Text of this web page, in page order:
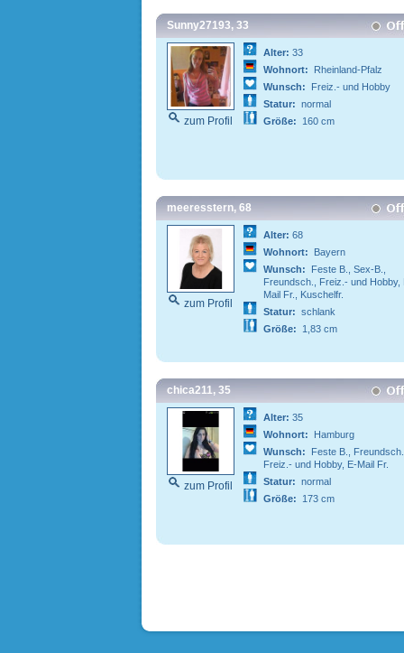
Sunny27193, 33
zum Profil
Alter: 33
Wohnort:
Rheinland-Pfalz
Wunsch:
Freiz.- und Hobby
Statur: normal
Größe:
160 cm
meeresstern, 68
zum Profil
Alter: 68
Wohnort:
Bayern
Wunsch:
Feste B., Sex-B.,
Freundsch., Freiz.- und Hobby,
Mail Fr., Kuschelfr.
Statur: schlank
Größe:
1,83 cm
chica211, 35
zum Profil
Alter: 35
Wohnort:
Hamburg
Wunsch:
Feste B.,
Freiz.- und Hobby, E-Mail Fr.
Statur: normal
Größe:
173 cm